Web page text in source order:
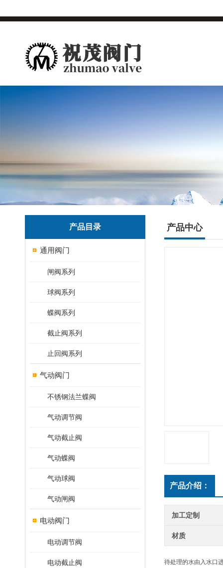
产品目录
通用阀门
闸阀系列
球阀系列
蝶阀系列
截止阀系列
止回阀系列
气动阀门
不锈钢法兰蝶阀
气动调节阀
气动截止阀
气动蝶阀
气动球阀
气动闸阀
电动阀门
电动调节阀
电动截止阀
产品中心
产品介绍：
加工定制
材质
待处理的水由入水口